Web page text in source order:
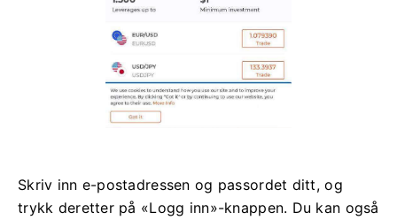
Skriv inn e-postadressen og passordet ditt, og
trykk deretter på «Logg inn»-knappen. Du kan også